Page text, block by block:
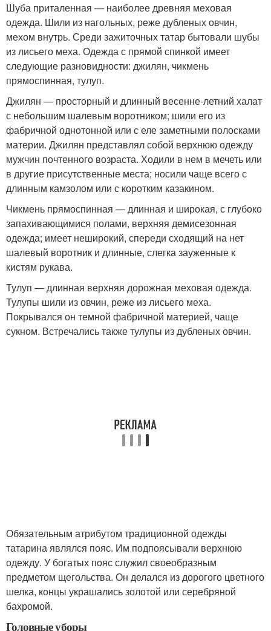
Шуба приталенная — наиболее древняя меховая
одежда. Шили из нагольных, реже дубленых овчин,
мехом внутрь. Среди зажиточных татар бытовали шубы
из лисьего меха. Одежда с прямой спинкой имеет
следующие разновидности: джилян, чикмень
прямоспинная, тулуп.
Джилян — просторный и длинный весенне-летний халат
с небольшим шалевым воротником; шили его из
фабричной однотонной или с еле заметными полосками
материи. Джилян представлял собой верхнюю одежду
мужчин почтенного возраста. Ходили в нем в мечеть или
в другие присутственные места; носили чаще всего с
длинным камзолом или с коротким казакином.
Чикмень прямоспинная — длинная и широкая, с глубоко
запахивающимися полами, верхняя демисезонная
одежда; имеет неширокий, спереди сходящий на нет
шалевый воротник и длинные, слегка зауженные к
кистям рукава.
Тулуп — длинная верхняя дорожная меховая одежда.
Тулупы шили из овчин, реже из лисьего меха.
Покрывался он темной фабричной материей, чаще
сукном. Встречались также тулупы из дубленых овчин.
Обязательным атрибутом традиционной одежды
татарина являлся пояс. Им подпоясывали верхнюю
одежду. У богатых пояс служил своеобразным
предметом щегольства. Он делался из дорогого цветного
шелка, концы украшались золотой или серебряной
бахромой.
Головные уборы